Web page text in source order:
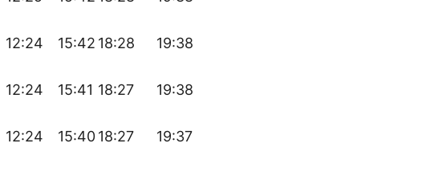
12:24 15:42 18:28 19:38
12:24 15:41 18:27 19:38
12:24 15:4018:27 19:37